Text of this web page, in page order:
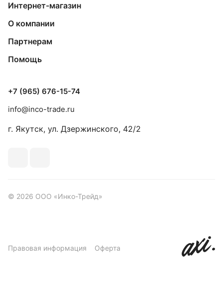
Интернет-магазин
О компании
Партнерам
Помощь
+7 (965) 676-15-74
info@inco-trade.ru
г. Якутск, ул. Дзержинского, 42/2
© 2026 ООО «Инко-Трейд»
Правовая информация Оферта